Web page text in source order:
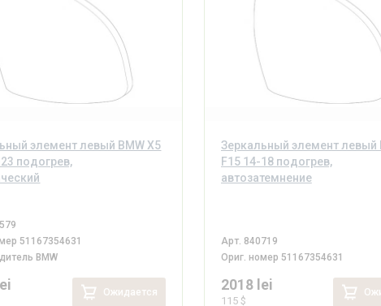
элемент левый BMW X5
подогрев,
51167354631
BMW
Ожидается
Зеркальный элемент левый
F15 14-18 подогрев,
автозатемнение
Арт. 840719
Ориг. номер 51167354631
2018 lei
115 $